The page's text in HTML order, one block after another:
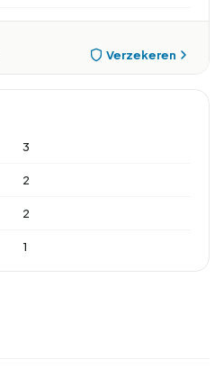
Verzekeren
3
2
2
1